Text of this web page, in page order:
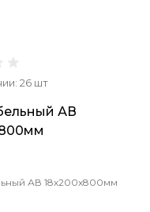
26 шт
АВ
АВ 18х200х800мм